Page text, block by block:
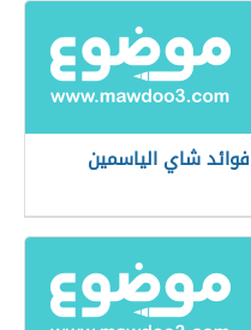
فوائد شاي الياسمين